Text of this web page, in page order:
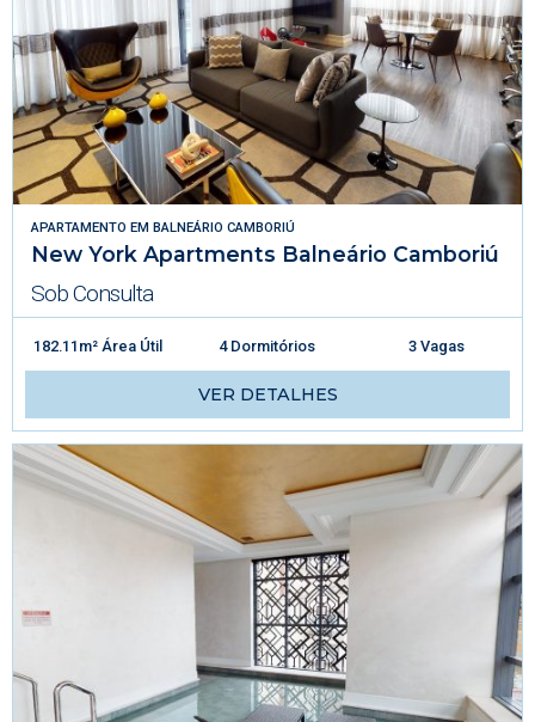
APARTAMENTO EM BALNEÁRIO CAMBORIÚ
New York Apartments Balneário Camboriú
Sob Consulta
182.11m² Área Útil 4 Dormitórios 3 Vagas
VER DETALHES